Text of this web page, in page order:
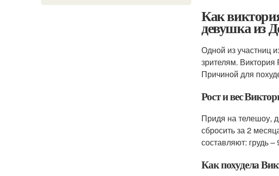
Как
девушка из
Одной из участниц
зрителям.
Причиной для
Рост и вес
Придя на телешоу,
сбросить за 2
составляют: грудь
Как похудела